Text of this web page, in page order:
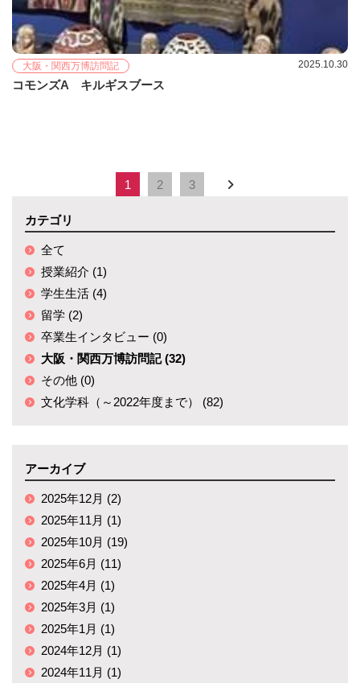
大阪・関西万博訪問記 2025.10.30
コモンズA キルギスブース
1 2 3
カテゴリ
全て
授業紹介 (1)
学生生活 (4)
留学 (2)
卒業生インタビュー (0)
大阪・関西万博訪問記 (32)
その他 (0)
文化学科（～2022年度まで） (82)
アーカイブ
2025年12月 (2)
2025年11月 (1)
2025年10月 (19)
2025年6月 (11)
2025年4月 (1)
2025年3月 (1)
2025年1月 (1)
2024年12月 (1)
2024年11月 (1)